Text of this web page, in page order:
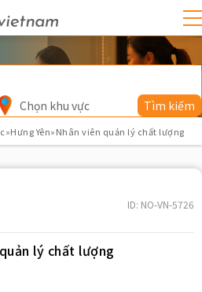
Chọn khu vực Tìm kiếm
»Hưng Yên»Nhân viên quản lý chất lượng
ID: NO-VN-5726
lý chất lượng